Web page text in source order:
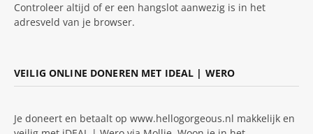
Controleer altijd of er een hangslot aanwezig is in het
adresveld van je browser.
VEILIG ONLINE DONEREN MET IDEAL | WERO
Je doneert en betaalt op www.hellogorgeous.nl makkelijk en